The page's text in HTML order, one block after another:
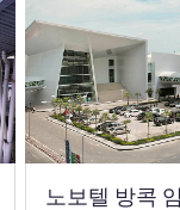
노보텔 방콕